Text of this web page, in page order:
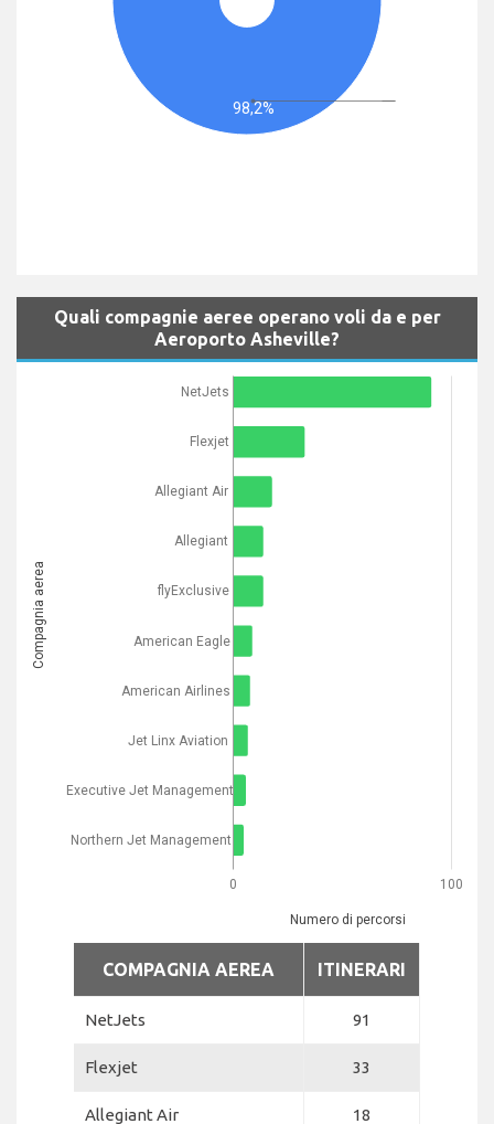
98,2%
Quali compagnie aeree operano voli da e per
Aeroporto Asheville?
0 100
Numero di percorsi
NetJets
Flexjet
Allegiant Air
Allegiant
flyExclusive
American Eagle
American Airlines
Jet Linx Aviation
Executive Jet Management
Northern Jet Management
Compagnia aerea
COMPAGNIA AEREA ITINERARI
NetJets 91
Flexjet 33
Allegiant Air 18